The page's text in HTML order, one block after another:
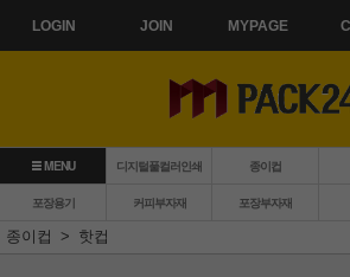
LOGIN JOIN MYPAGE
MENU 디지털풀컬러인쇄 종이컵
포장용기 커피부자재 포장부자재
종이컵
핫컵